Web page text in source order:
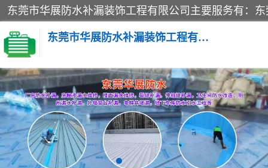
东莞市华展防水补漏装饰工程有限公司
楼面防水补漏
阳台卫生间防水补漏
金属房搭建及补漏